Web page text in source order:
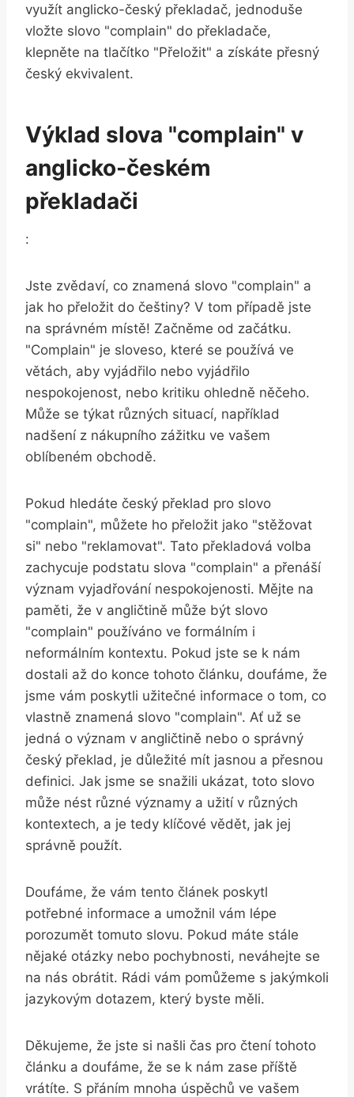
využít anglicko-český překladač, jednoduše
vložte slovo "complain" do překladače,
klepněte na tlačítko "Přeložit" a získáte přesný
český ekvivalent.
Výklad slova "complain" v
anglicko-českém
překladači
:
Jste zvědaví, co znamená slovo "complain" a
jak ho přeložit do češtiny? V tom případě jste
na správném místě! Začněme od začátku.
"Complain" je sloveso, které se používá ve
větách, aby vyjádřilo nebo vyjádřilo
nespokojenost, nebo kritiku ohledně něčeho.
Může se týkat různých situací, například
nadšení z nákupního zážitku ve vašem
oblíbeném obchodě.
Pokud hledáte český překlad pro slovo
"complain", můžete ho přeložit jako "stěžovat
si" nebo "reklamovat". Tato překladová volba
zachycuje podstatu slova "complain" a přenáší
význam vyjadřování nespokojenosti. Mějte na
paměti, že v angličtině může být slovo
"complain" používáno ve formálním i
neformálním kontextu. Pokud jste se k nám
dostali až do konce tohoto článku, doufáme, že
jsme vám poskytli užitečné informace o tom, co
vlastně znamená slovo "complain". Ať už se
jedná o význam v angličtině nebo o správný
český překlad, je důležité mít jasnou a přesnou
definici. Jak jsme se snažili ukázat, toto slovo
může nést různé významy a užití v různých
kontextech, a je tedy klíčové vědět, jak jej
správně použít.
Doufáme, že vám tento článek poskytl
potřebné informace a umožnil vám lépe
porozumět tomuto slovu. Pokud máte stále
nějaké otázky nebo pochybnosti, neváhejte se
na nás obrátit. Rádi vám pomůžeme s jakýmkoli
jazykovým dotazem, který byste měli.
Děkujeme, že jste si našli čas pro čtení tohoto
článku a doufáme, že se k nám zase příště
vrátíte. S přáním mnoha úspěchů ve vašem